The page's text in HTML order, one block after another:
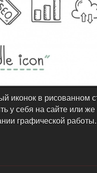
иконок в рисованном
у себя на сайте или же
графической работы.